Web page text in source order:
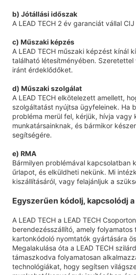
b) Jótállási időszak
A LEAD TECH 2 év garanciát vállal
c) Műszaki képzés
A LEAD TECH műszaki képzést kínál
található létesítményében.
iránt érdeklődőket.
d) Műszaki szolgálat
A LEAD TECH elkötelezett amellett,
szolgáltatást nyújtsa ügyfeleinek. Ha
probléma merül fel, kérjük, hívja vagy
munkatársainknak, és bármikor
segítségére.
e) RMA
Bármilyen problémával kapcsolatban
űrlapot, és elküldheti nekünk. Mi
kiszállításáról, vagy felajánljuk a
Egyszerűen kódolj, kapcsolódj
A LEAD TECH a LEAD TECH
berendezésszállító, amely folyamatos
kartonkódoló nyomtatók gyártására
Megalakulása óta a LEAD TECH
támaszkodva folyamatosan
technológiákat, hogy segítsen